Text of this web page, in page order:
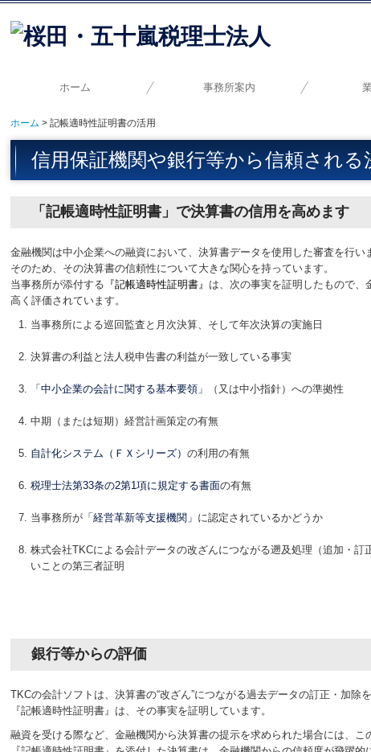
ホーム 事務所案内
ホーム 記帳適時性証明書の活用
信用保証機関や銀行等から信頼され
「記帳適時性証明書」で決算書の信用を高めます
金融機関は中小企業への融資において、決算書データを使用した審査を行い
そのため、その決算書の信頼性について大きな関心を持っています。
当事務所が添付する 『記帳適時性証明書』 は、次の事実を証明したもので、
高く評価されています。
当事務所による巡回監査と月次決算、そして年次決算の実施日
決算書の利益と法人税申告書の利益が一致している事実
「中小企業の会計に関する基本要領」 （又は中小指針）への準拠性
中期（または短期）経営計画策定の有無
自計化システム（ＦＸシリーズ）の利用の有無
税理士法第33条の2第1項に規定する書面の有無
当事務所が 「経営革新等支援機関」 に認定されているかどうか
株式会社TKCによる会計データの改ざんにつながる遡及処理（追加・訂
いことの第三者証明
銀行等からの評価
TKCの会計ソフトは、決算書の“改ざん”につながる過去データの訂正・加除
『記帳適時性証明書』は、その事実を証明しています。
融資を受ける際など、金融機関から決算書の提示を求められた場合には、こ